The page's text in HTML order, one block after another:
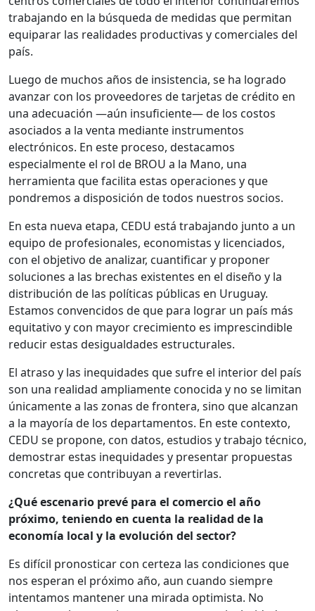
trabajando en la búsqueda de medidas que permitan
equiparar las realidades productivas y comerciales del
país.
Luego de muchos años de insistencia, se ha logrado
avanzar con los proveedores de tarjetas de crédito en
una adecuación —aún insuficiente— de los costos
asociados a la venta mediante instrumentos
electrónicos. En este proceso, destacamos
especialmente el rol de BROU a la Mano, una
herramienta que facilita estas operaciones y que
pondremos a disposición de todos nuestros socios.
En esta nueva etapa, CEDU está trabajando junto a un
equipo de profesionales, economistas y licenciados,
con el objetivo de analizar, cuantificar y proponer
soluciones a las brechas existentes en el diseño y la
distribución de las políticas públicas en Uruguay.
Estamos convencidos de que para lograr un país más
equitativo y con mayor crecimiento es imprescindible
reducir estas desigualdades estructurales.
El atraso y las inequidades que sufre el interior del país
son una realidad ampliamente conocida y no se limitan
únicamente a las zonas de frontera, sino que alcanzan
a la mayoría de los departamentos. En este contexto,
CEDU se propone, con datos, estudios y trabajo técnico,
demostrar estas inequidades y presentar propuestas
concretas que contribuyan a revertirlas.
¿Qué escenario prevé para el comercio el año
próximo, teniendo en cuenta la realidad de la
economía local y la evolución del sector?
Es difícil pronosticar con certeza las condiciones que
nos esperan el próximo año, aun cuando siempre
intentamos mantener una mirada optimista. No